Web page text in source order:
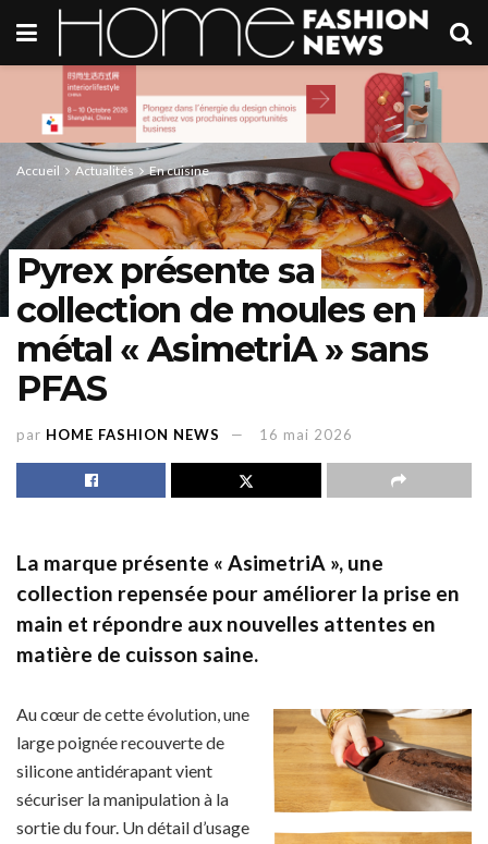
Accueil Actualités En cuisine
Pyrex présente sa
collection de moules en
métal « AsimetriA » sans
PFAS
par HOME FASHION NEWS 16 mai 2026
La marque présente « AsimetriA », une
collection repensée pour améliorer la prise en
main et répondre aux nouvelles attentes en
matière de cuisson saine.
Au cœur de cette évolution, une
large poignée recouverte de
silicone antidérapant vient
sécuriser la manipulation à la
sortie du four. Un détail d’usage